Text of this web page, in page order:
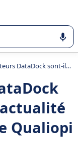
la sélection de
Les indicateurs DataDock sont-ils toujours d’actualité en 2025, à l’heure de Qualiopi ?
Qualiopi